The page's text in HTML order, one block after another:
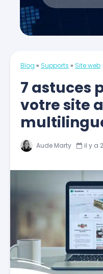
Blog » Supports » Site web
7 astuces
votre site
Aude Marty il y a